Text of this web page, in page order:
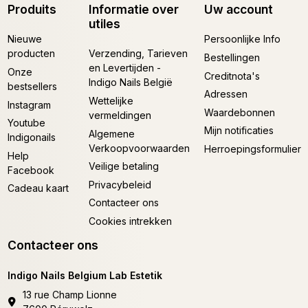
Produits
Nieuwe
producten
Onze
bestsellers
Instagram
Youtube
Indigonails
Help
Facebook
Cadeau kaart
Informatie over
utiles
Verzending, Tarieven
en Levertijden -
Indigo Nails België
Wettelijke
vermeldingen
Algemene
Verkoopvoorwaarden
Veilige betaling
Privacybeleid
Contacteer ons
Cookies intrekken
Uw account
Persoonlijke Info
Bestellingen
Creditnota's
Adressen
Waardebonnen
Mijn notificaties
Herroepingsformulier
Contacteer ons
Indigo Nails Belgium Lab Estetik
13 rue Champ Lionne